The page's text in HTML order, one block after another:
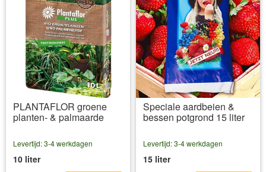
PLANTAFLOR groene
planten- & palmaarde
Levertijd: 3-4 werkdagen
10 liter
Speciale aardbeien &
bessen potgrond 15 liter
Levertijd: 3-4 werkdagen
15 liter